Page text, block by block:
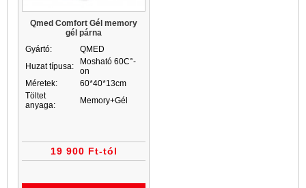
Qmed Comfort Gél memory
gél párna
Gyártó:
QMED
Huzat típusa:
Mosható 60C°-
on
Méretek:
60*40*13cm
Töltet
anyaga:
Memory+Gél
19 900 Ft-tól